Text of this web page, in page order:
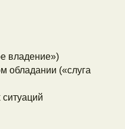
владение»)
обладании («слуга